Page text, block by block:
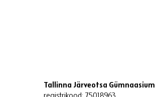
Tallinna Järveotsa Gümnaasium